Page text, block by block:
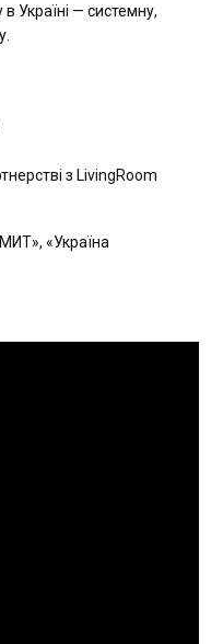
в Україні — системну,
з LivingRoom
«Україна